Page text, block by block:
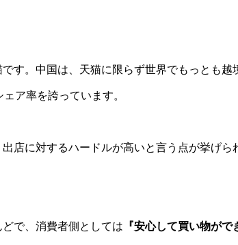
す。中国は、天猫に限らず世界でもっとも越
ア率を誇っています。
店に対するハードルが高いと言う点が挙げら
で、消費者側としては 『安心して買い物がで